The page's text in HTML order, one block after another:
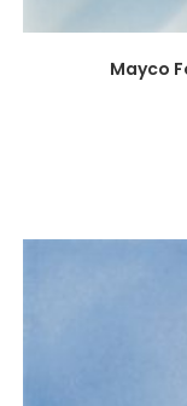
Mayco